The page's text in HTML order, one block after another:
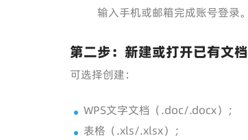
输入手机或邮箱完成账号登录。
第二步：新建或打开已有文档
可选择创建：
WPS文字文档（.doc/.docx）；
表格（.xls/.xlsx）；